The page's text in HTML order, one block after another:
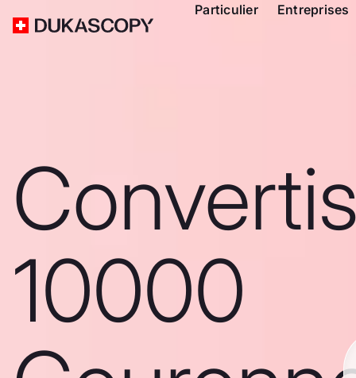
Particulier Entreprises
10000